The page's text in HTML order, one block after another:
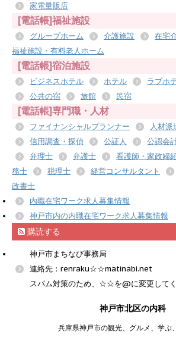
家電量販店
[電話帳]福祉施設
グループホーム 介護施設 在宅
福祉施設・有料老人ホーム
[電話帳]宿泊施設
ビジネスホテル ホテル ラブホ
公共の宿
旅館 民宿
[電話帳]専門職・人材
ファイナンシャルプランナー 人材派
信用調査・探偵
公証人 公認会
弁理士
弁護士 看護師・家政婦
務士
税理士 経営コンサルタント
政書士
内職在宅ワーク求人募集情報
神戸市内の内職在宅ワーク求人募集情報
購読する
神戸市まちなび事務局
連絡先：renraku☆☆matinabi.net
スパム対策のため、☆☆を@に変更してく
神戸市北区の内科
兵庫県神戸市の観光、グルメ、学ぶ